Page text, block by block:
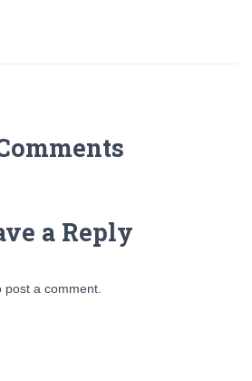
a Reply
post a comment.